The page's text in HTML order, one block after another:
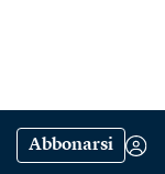
Abbonarsi